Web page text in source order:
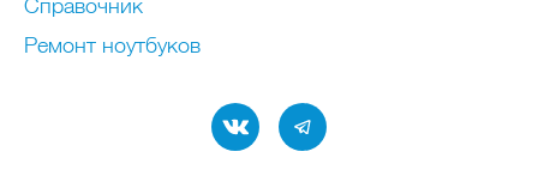
Ремонт нoутбуков